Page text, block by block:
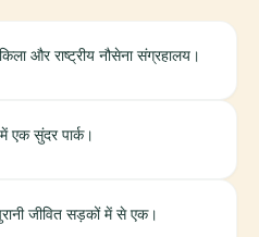
और राष्ट्रीय नौसेना संग्रहालय।
एक सुंदर पार्क।
जीवित सड़कों में से एक।